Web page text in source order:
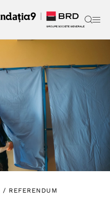
/ REFERENDUM